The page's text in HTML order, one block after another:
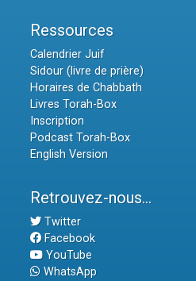
Ressources
Calendrier Juif
Sidour (livre de prière)
Horaires de Chabbath
Livres Torah-Box
Inscription
Podcast Torah-Box
English Version
Retrouvez-nous...
Twitter
Facebook
YouTube
WhatsApp